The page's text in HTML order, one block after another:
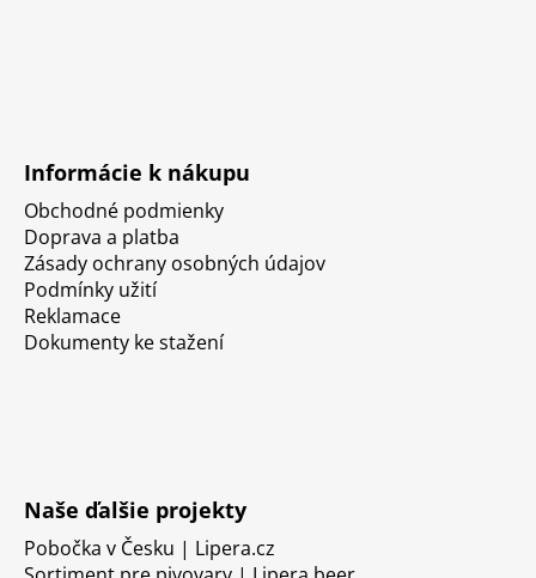
Informácie k nákupu
Obchodné podmienky
Doprava a platba
Zásady ochrany osobných údajov
Podmínky užití
Reklamace
Dokumenty ke stažení
Naše ďalšie projekty
Pobočka v Česku | Lipera.cz